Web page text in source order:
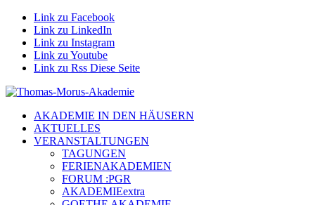
Link zu Facebook
Link zu LinkedIn
Link zu Instagram
Link zu Youtube
Link zu Rss Diese Seite
AKADEMIE IN DEN HÄUSERN
AKTUELLES
VERANSTALTUNGEN
TAGUNGEN
FERIENAKADEMIEN
FORUM :PGR
AKADEMIEextra